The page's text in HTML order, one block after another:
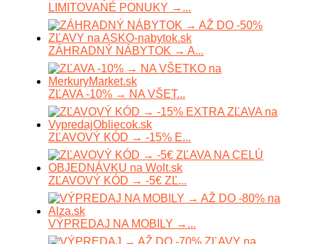
LIMITOVANÉ PONUKY →...
ZÁHRADNÝ NÁBYTOK → A...
ZĽAVA -10% → NA VŠET...
ZĽAVOVÝ KÓD → -15% E...
ZĽAVOVÝ KÓD → -5€ ZĽ...
VÝPREDAJ NA MOBILY →...